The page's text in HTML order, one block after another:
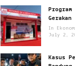
Gerakan
In
July 2,
Kasus